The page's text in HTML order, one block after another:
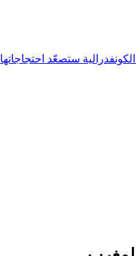
ستصعّد احتجاجاتها